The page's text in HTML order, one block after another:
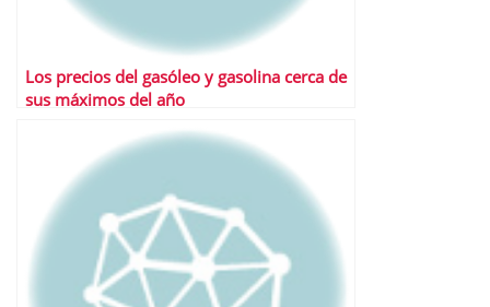
Los precios del gasóleo y gasolina cerca de
sus máximos del año